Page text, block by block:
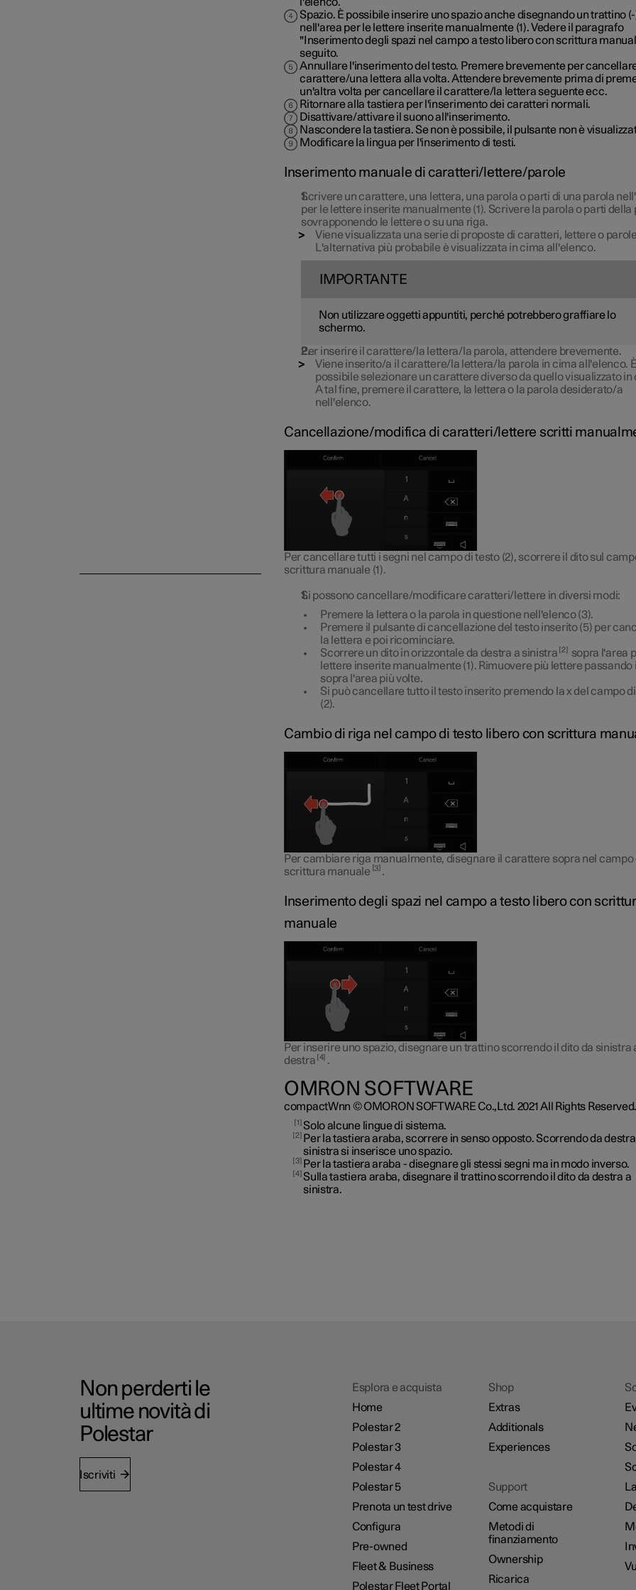
Spazio. È possibile inserire uno spazio anche disegnando un trattino
nell'area per le lettere inserite manualmente (1). Vedere il paragrafo
"Inserimento degli spazi nel campo a testo libero con scrittura
seguito.
Annullare l'inserimento del testo. Premere brevemente per
carattere/una lettera alla volta. Attendere brevemente prima di
un'altra volta per cancellare il carattere/la lettera seguente ecc.
Ritornare alla tastiera per l'inserimento dei caratteri normali.
Disattivare/attivare il suono all'inserimento.
Nascondere la tastiera. Se non è possibile, il pulsante non è
Modificare la lingua per l'inserimento di testi.
Inserimento manuale di caratteri/lettere/parole
Scrivere un carattere, una lettera, una parola o parti di una parola
per le lettere inserite manualmente (1). Scrivere la parola o parti della
sovrapponendo le lettere o su una riga.
Viene visualizzata una serie di proposte di caratteri, lettere o
L'alternativa più probabile è visualizzata in cima all'elenco.
IMPORTANTE
Non utilizzare oggetti appuntiti, perché potrebbero graffiare lo
schermo.
Per inserire il carattere/la lettera/la parola, attendere brevemente.
Viene inserito/a il carattere/la lettera/la parola in cima all'elenco. È
possibile selezionare un carattere diverso da quello visualizzato in
A tal fine, premere il carattere, la lettera o la parola desiderato/a
nell'elenco.
Cancellazione/modifica di caratteri/lettere scritti
Per cancellare tutti i segni nel campo di testo (2), scorrere il dito sul
scrittura manuale (1).
Si possono cancellare/modificare caratteri/lettere in diversi modi:
Premere la lettera o la parola in questione nell'elenco (3).
Premere il pulsante di cancellazione del testo inserito (5) per
la lettera e poi ricominciare.
Scorrere un dito in orizzontale da destra a sinistra 2
sopra l'area
lettere inserite manualmente (1). Rimuovere più lettere passando
sopra l'area più volte.
Si può cancellare tutto il testo inserito premendo la x del campo
(2).
Cambio di riga nel campo di testo libero con scrittura
Per cambiare riga manualmente, disegnare il carattere sopra nel campo
scrittura manuale
3 .
Inserimento degli spazi nel campo a testo libero con
manuale
Per inserire uno spazio, disegnare un trattino scorrendo il dito da sinistra
destra 4 .
OMRON SOFTWARE
compactWnn © OMORON SOFTWARE Co.,Ltd. 2021 All Rights Reserved.
1 Solo alcune lingue di sistema.
2
Per la tastiera araba, scorrere in senso opposto. Scorrendo da destra
sinistra si inserisce uno spazio.
3 Per la tastiera araba - disegnare gli stessi segni ma in modo inverso.
4 Sulla tastiera araba, disegnare il trattino scorrendo il dito da destra a
sinistra.
Non perderti le
ultime novità di
Polestar
Iscriviti
Esplora e acquista
Home
Polestar 2
Polestar 3
Polestar 4
Polestar 5
Prenota un test drive
Configura
Pre-owned
Fleet & Business
Polestar Fleet Portal
Shop
Extras
Additionals
Experiences
Support
Come acquistare
Metodi di
finanziamento
Ownership
Ricarica